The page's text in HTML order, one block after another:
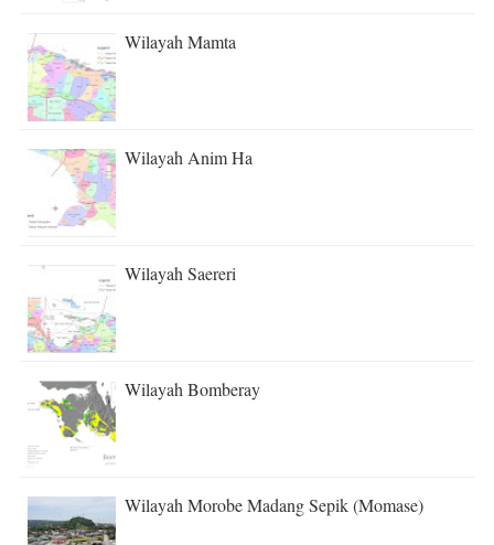
Wilayah Mamta
Wilayah Anim Ha
Wilayah Saereri
Wilayah Bomberay
Wilayah Morobe Madang Sepik (Momase)